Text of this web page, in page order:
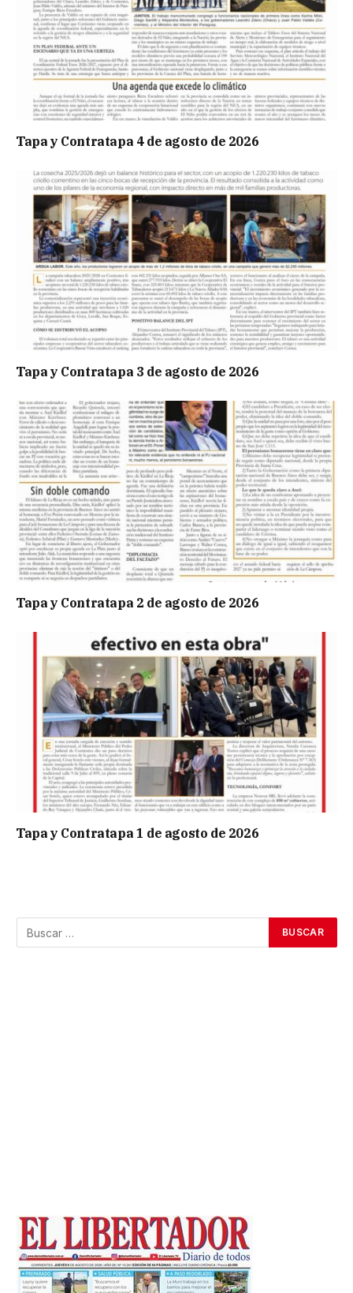
Tapa y Contratapa 4 de agosto de 2026
Tapa y Contratapa 3 de agosto de 2026
Tapa y Contratapa 2 de agosto de 2026
Tapa y Contratapa 1 de agosto de 2026